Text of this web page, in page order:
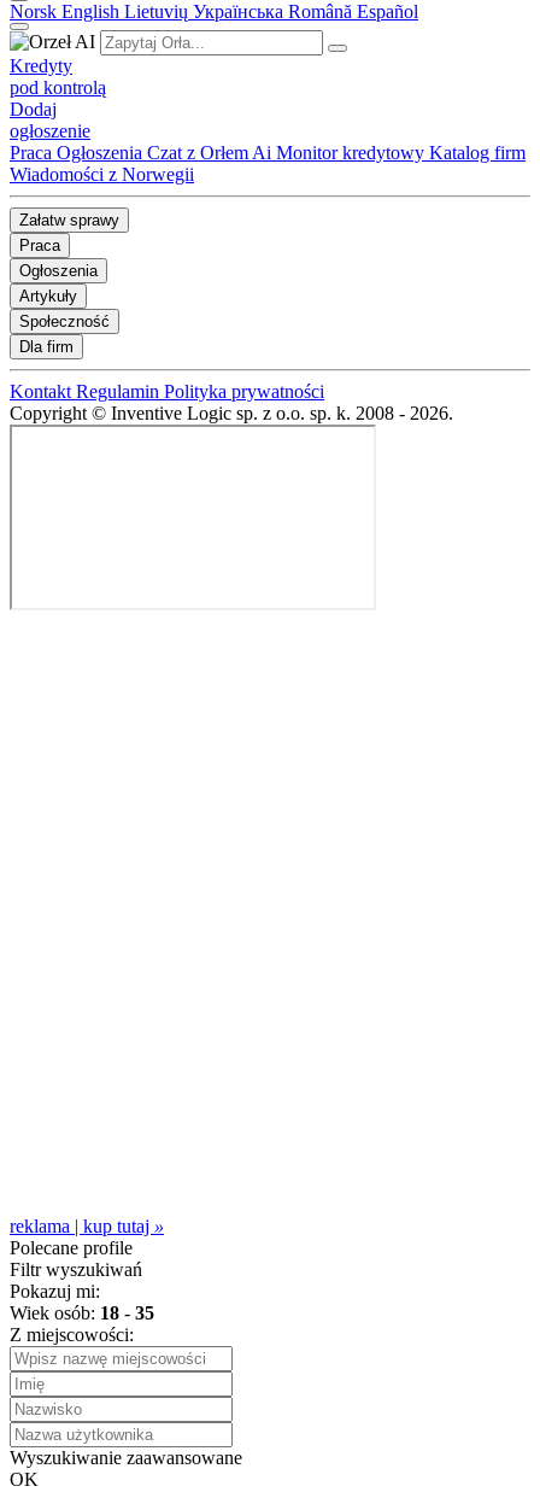
Norsk English Lietuvių Українська Română Español
Kredyty
pod kontrolą
Dodaj
ogłoszenie
Praca Ogłoszenia Czat z Orłem Ai Monitor kredytowy Katalog firm
Wiadomości z Norwegii
Załatw sprawy
Praca
Ogłoszenia
Artykuły
Społeczność
Dla firm
Kontakt Regulamin Polityka prywatności
Copyright © Inventive Logic sp. z o.o. sp. k. 2008 - 2026.
reklama | kup tutaj »
Polecane profile
Filtr wyszukiwań
Pokazuj mi:
Wiek osób: 18 - 35
Z miejscowości:
Wyszukiwanie zaawansowane
OK